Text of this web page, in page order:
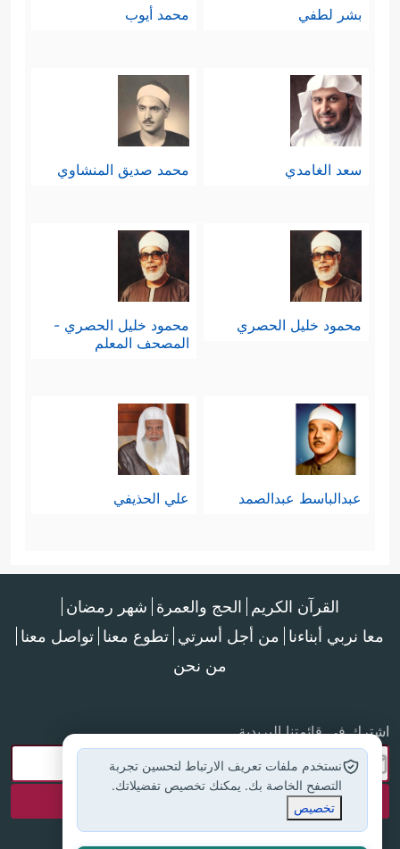
بشر لطفي محمد أيوب
سعد الغامدي محمد صديق المنشاوي
محمود خليل الحصري
محمود خليل الحصري -
المصحف المعلم
عبدالباسط عبدالصمد علي الحذيفي
القرآن الكريم الحج والعمرة شهر رمضان
معا نربي أبناءنا من أجل أسرتي تطوع معنا تواصل معنا
من نحن
اشترك في قائمتنا البريدية
نستخدم ملفات تعريف الارتباط لتحسين تجربة
التصفح الخاصة بك. يمكنك تخصيص تفضيلاتك.
تخصيص